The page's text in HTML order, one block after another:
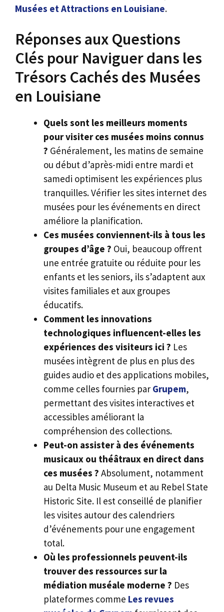
Musées et Attractions en Louisiane.
Réponses aux Questions
Clés pour Naviguer dans les
Trésors Cachés des Musées
en Louisiane
Quels sont les meilleurs moments
pour visiter ces musées moins connus
? Généralement, les matins de semaine
ou début d’après-midi entre mardi et
samedi optimisent les expériences plus
tranquilles. Vérifier les sites internet des
musées pour les événements en direct
améliore la planification.
Ces musées conviennent-ils à tous les
groupes d’âge ? Oui, beaucoup offrent
une entrée gratuite ou réduite pour les
enfants et les seniors, ils s’adaptent aux
visites familiales et aux groupes
éducatifs.
Comment les innovations
technologiques influencent-elles les
expériences des visiteurs ici ? Les
musées intègrent de plus en plus des
guides audio et des applications mobiles,
comme celles fournies par Grupem,
permettant des visites interactives et
accessibles améliorant la
compréhension des collections.
Peut-on assister à des événements
musicaux ou théâtraux en direct dans
ces musées ? Absolument, notamment
au Delta Music Museum et au Rebel State
Historic Site. Il est conseillé de planifier
les visites autour des calendriers
d’événements pour une engagement
total.
Où les professionnels peuvent-ils
trouver des ressources sur la
médiation muséale moderne ? Des
plateformes comme Les revues